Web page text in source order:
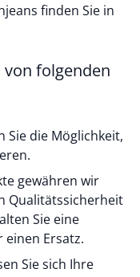
finden Sie in
von folgenden
Sie die Möglichkeit,
gewähren wir
Qualitätssicherheit
Sie eine
Ersatz.
Sie sich Ihre